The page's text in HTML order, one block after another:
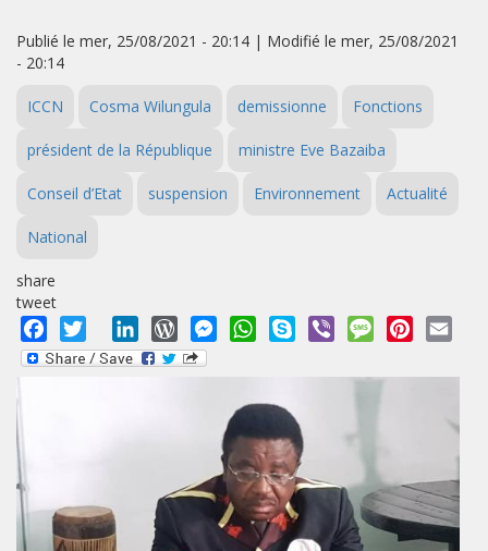
Publié le mer, 25/08/2021 - 20:14 | Modifié le mer, 25/08/2021
- 20:14
ICCN Cosma Wilungula demissionne Fonctions
président de la République ministre Eve Bazaiba
Conseil d’Etat suspension Environnement Actualité
National
share
tweet
Facebook
Twitter LinkedInWordPressMessengerWhatsApp
Skype Viber MessagePinterest